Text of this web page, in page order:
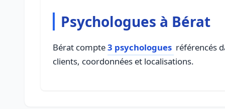
Psychologues à Bérat
Bérat compte3 psychologues référencés
clients, coordonnées et localisations.